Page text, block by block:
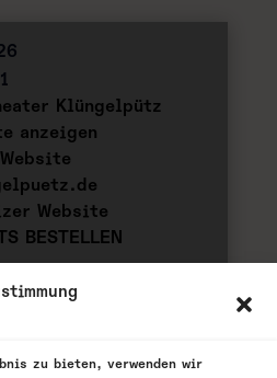
zu bieten, verwenden wir
Klüngelpütz
anzeigen
Website
BESTELLEN
hinzufügen